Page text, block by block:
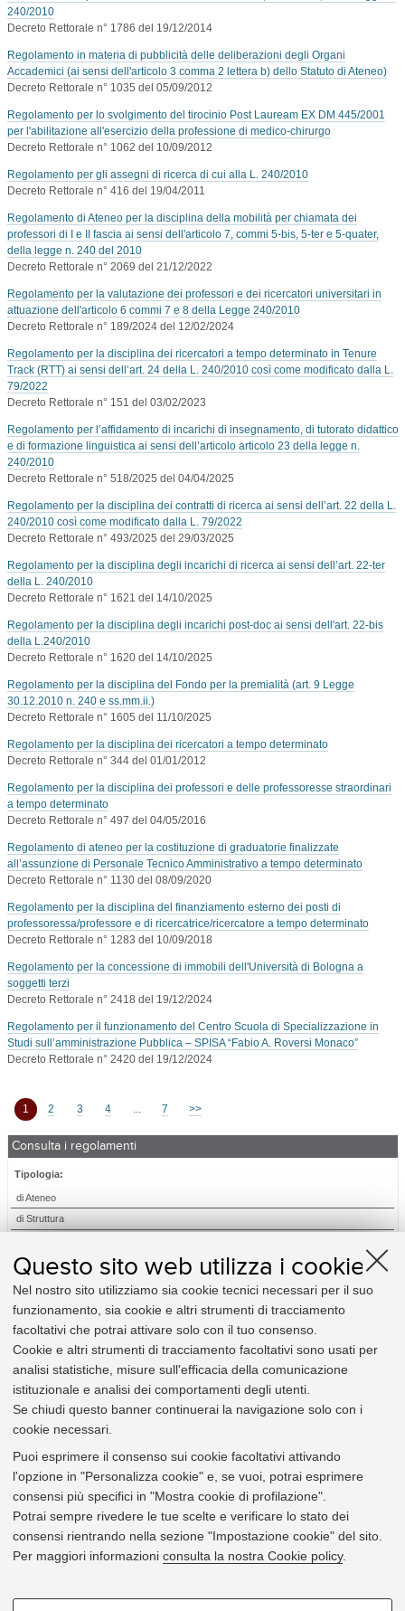
Questo sito web utilizza i cookie
Nel nostro sito utilizziamo sia cookie tecnici necessari per il suo
funzionamento, sia cookie e altri strumenti di tracciamento
facoltativi che potrai attivare solo con il tuo consenso.
Cookie e altri strumenti di tracciamento facoltativi sono usati per
analisi statistiche, misure sull'efficacia della comunicazione
istituzionale e analisi dei comportamenti degli utenti.
Se chiudi questo banner continuerai la navigazione solo con i
cookie necessari.
Puoi esprimere il consenso sui cookie facoltativi attivando
l'opzione in "Personalizza cookie" e, se vuoi, potrai esprimere
consensi più specifici in "Mostra cookie di profilazione".
Potrai sempre rivedere le tue scelte e verificare lo stato dei
consensi rientrando nella sezione "Impostazione cookie" del sito.
Per maggiori informazioni consulta la nostra Cookie policy.
COOKIE DI PROFILAZIONE -
240/2010
Decreto Rettorale n° 1786 del 19/12/2014
Regolamento in materia di pubblicità delle deliberazioni degli Organi
Accademici (ai sensi dell'articolo 3 comma 2 lettera b) dello Statuto di Ateneo)
Decreto Rettorale n° 1035 del 05/09/2012
Regolamento per lo svolgimento del tirocinio Post Lauream EX DM 445/2001
per l'abilitazione all'esercizio della professione di medico-chirurgo
Decreto Rettorale n° 1062 del 10/09/2012
Regolamento per gli assegni di ricerca di cui alla L. 240/2010
Decreto Rettorale n° 416 del 19/04/2011
Regolamento di Ateneo per la disciplina della mobilità per chiamata dei
professori di I e II fascia ai sensi dell'articolo 7, commi 5-bis, 5-ter e 5-quater,
della legge n. 240 del 2010
Decreto Rettorale n° 2069 del 21/12/2022
Regolamento per la valutazione dei professori e dei ricercatori universitari in
attuazione dell'articolo 6 commi 7 e 8 della Legge 240/2010
Decreto Rettorale n° 189/2024 del 12/02/2024
Regolamento per la disciplina dei ricercatori a tempo determinato in Tenure
Track (RTT) ai sensi dell’art. 24 della L. 240/2010 così come modificato dalla L.
79/2022
Decreto Rettorale n° 151 del 03/02/2023
Regolamento per l’affidamento di incarichi di insegnamento, di tutorato didattico
e di formazione linguistica ai sensi dell’articolo articolo 23 della legge n.
240/2010
Decreto Rettorale n° 518/2025 del 04/04/2025
Regolamento per la disciplina dei contratti di ricerca ai sensi dell’art. 22 della L.
240/2010 così come modificato dalla L. 79/2022
Decreto Rettorale n° 493/2025 del 29/03/2025
Regolamento per la disciplina degli incarichi di ricerca ai sensi dell’art. 22-ter
della L. 240/2010
Decreto Rettorale n° 1621 del 14/10/2025
Regolamento per la disciplina degli incarichi post-doc ai sensi dell'art. 22-bis
della L.240/2010
Decreto Rettorale n° 1620 del 14/10/2025
Regolamento per la disciplina del Fondo per la premialità (art. 9 Legge
30.12.2010 n. 240 e ss.mm.ii.)
Decreto Rettorale n° 1605 del 11/10/2025
Regolamento per la disciplina dei ricercatori a tempo determinato
Decreto Rettorale n° 344 del 01/01/2012
Regolamento per la disciplina dei professori e delle professoresse straordinari
a tempo determinato
Decreto Rettorale n° 497 del 04/05/2016
Regolamento di ateneo per la costituzione di graduatorie finalizzate
all’assunzione di Personale Tecnico Amministrativo a tempo determinato
Decreto Rettorale n° 1130 del 08/09/2020
Regolamento per la disciplina del finanziamento esterno dei posti di
professoressa/professore e di ricercatrice/ricercatore a tempo determinato
Decreto Rettorale n° 1283 del 10/09/2018
Regolamento per la concessione di immobili dell'Università di Bologna a
soggetti terzi
Decreto Rettorale n° 2418 del 19/12/2024
Regolamento per il funzionamento del Centro Scuola di Specializzazione in
Studi sull’amministrazione Pubblica – SPISA “Fabio A. Roversi Monaco”
Decreto Rettorale n° 2420 del 19/12/2024
1 2 3 4 ... 7 >>
Consulta i regolamenti
Tipologia:
di Ateneo
di Struttura
Amministrazione
Didattica e diritto allo studio
Procedimento amministrativo e privacy
Ricerca
Studente
Docente
Personale Tecnico-amministrativo
Impresa e altri soggetti terzi